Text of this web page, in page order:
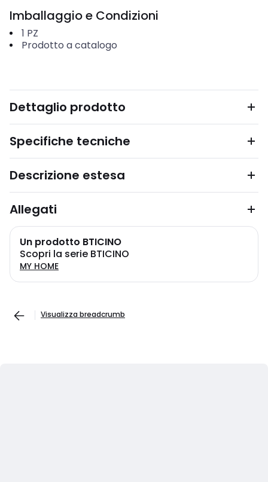
Imballaggio e Condizioni
1 PZ
Prodotto a catalogo
Dettaglio prodotto
Specifiche tecniche
Descrizione estesa
Allegati
Un prodotto BTICINO
Scopri la serie BTICINO
MY HOME
Visualizza breadcrumb